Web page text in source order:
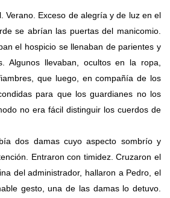
Verano. Exceso de alegría y de luz en el
se abrían las puertas del manicomio.
el hospicio se llenaban de parientes y
Algunos llevaban, ocultos en la ropa,
que luego, en compañía de los
para que los guardianes no los
no era fácil distinguir los cuerdos de
dos damas cuyo aspecto sombrío y
Entraron con timidez. Cruzaron el
del administrador, hallaron a Pedro, el
gesto, una de las damas lo detuvo.